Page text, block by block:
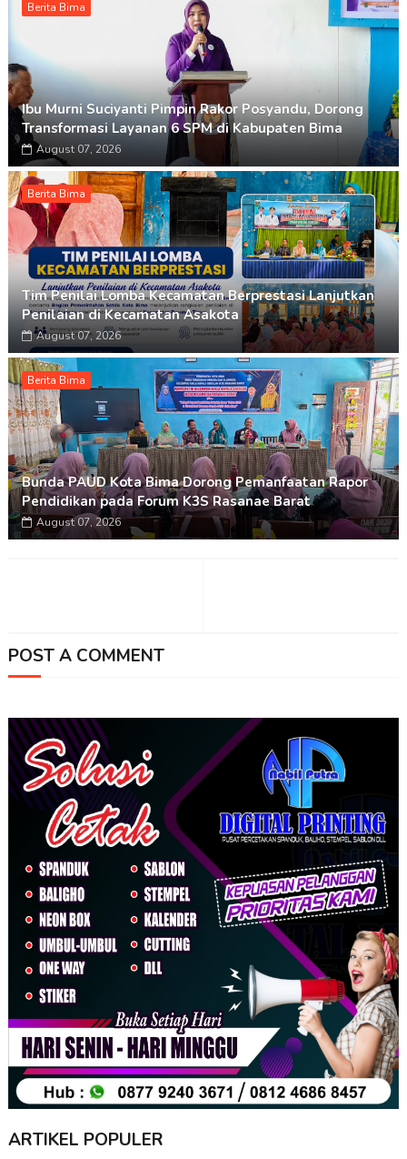
Berita Bima
Ibu Murni Suciyanti Pimpin Rakor Posyandu, Dorong
Transformasi Layanan 6 SPM di Kabupaten Bima
August 07, 2026
Berita Bima
Tim Penilai Lomba Kecamatan Berprestasi Lanjutkan
Penilaian di Kecamatan Asakota
August 07, 2026
Berita Bima
Bunda PAUD Kota Bima Dorong Pemanfaatan Rapor
Pendidikan pada Forum K3S Rasanae Barat
August 07, 2026
POST A COMMENT
ARTIKEL POPULER